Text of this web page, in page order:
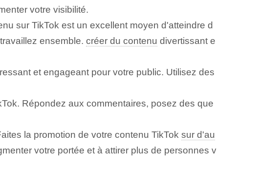
votre visibilité.
sur TikTok est un excellent moyen d'atteindre d
ensemble. créer du contenu divertissant e
et engageant ⁤pour votre public. Utilisez des
Répondez aux commentaires, posez des que
la promotion de votre contenu TikTok sur d'au
votre portée et à attirer plus de personnes v